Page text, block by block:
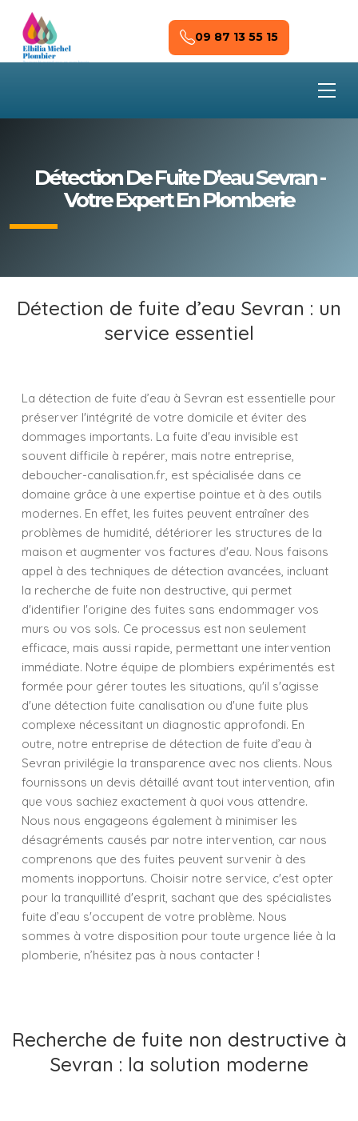
Skip to main content
09 87 13 55 15
Détection De Fuite D’eau Sevran -
Votre Expert En Plomberie
Détection de fuite d’eau Sevran : un
service essentiel
La détection de fuite d’eau à Sevran est essentielle pour
préserver l'intégrité de votre domicile et éviter des
dommages importants. La fuite d'eau invisible est
souvent difficile à repérer, mais notre entreprise,
deboucher-canalisation.fr, est spécialisée dans ce
domaine grâce à une expertise pointue et à des outils
modernes. En effet, les fuites peuvent entraîner des
problèmes de humidité, détériorer les structures de la
maison et augmenter vos factures d'eau. Nous faisons
appel à des techniques de détection avancées, incluant
la recherche de fuite non destructive, qui permet
d'identifier l'origine des fuites sans endommager vos
murs ou vos sols. Ce processus est non seulement
efficace, mais aussi rapide, permettant une intervention
immédiate. Notre équipe de plombiers expérimentés est
formée pour gérer toutes les situations, qu'il s'agisse
d'une détection fuite canalisation ou d'une fuite plus
complexe nécessitant un diagnostic approfondi. En
outre, notre entreprise de détection de fuite d’eau à
Sevran privilégie la transparence avec nos clients. Nous
fournissons un devis détaillé avant tout intervention, afin
que vous sachiez exactement à quoi vous attendre.
Nous nous engageons également à minimiser les
désagréments causés par notre intervention, car nous
comprenons que des fuites peuvent survenir à des
moments inopportuns. Choisir notre service, c'est opter
pour la tranquillité d'esprit, sachant que des spécialistes
fuite d’eau s'occupent de votre problème. Nous
sommes à votre disposition pour toute urgence liée à la
plomberie, n’hésitez pas à nous contacter !
Recherche de fuite non destructive à
Sevran : la solution moderne